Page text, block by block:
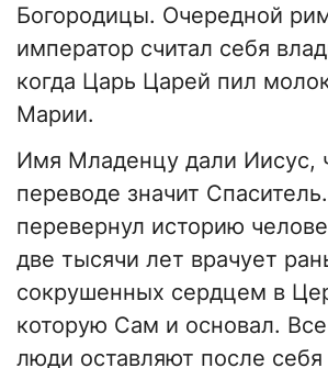
Богородицы. Очередной
император считал себя
когда Царь Царей пил
Марии.
Имя Младенцу дали Иисус,
переводе значит
перевернул историю
две тысячи лет врачует
сокрушенных сердцем в
которую Сам и основал.
люди оставляют после себя